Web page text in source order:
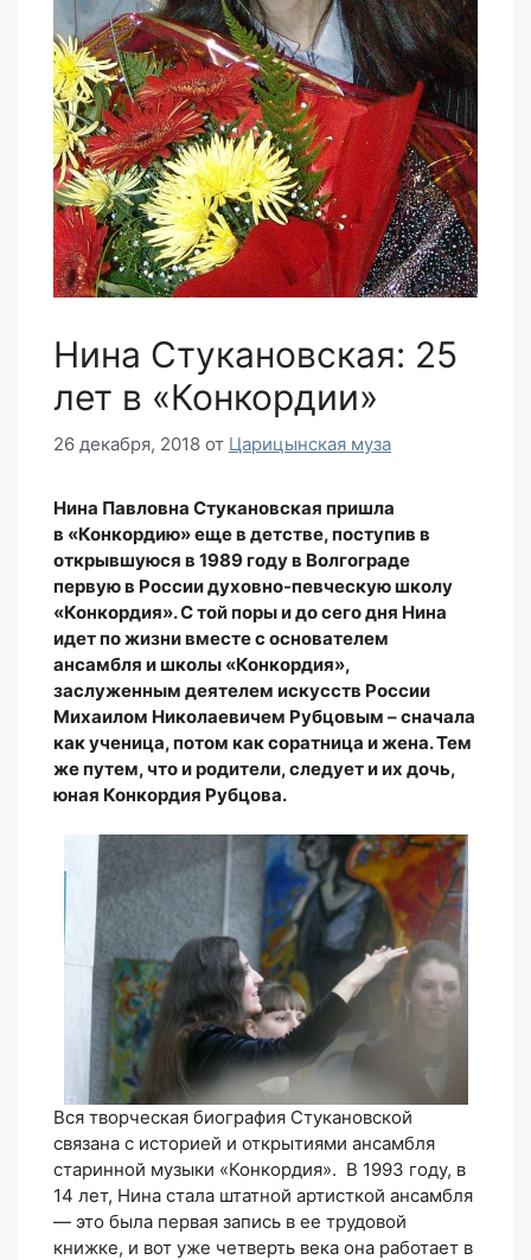
Нина Стукановская: 25
лет в «Конкордии»
26 декабря, 2018 от Царицынская муза
Нина Павловна Стукановская пришла
в «Конкордию» еще в детстве, поступив в
открывшуюся в 1989 году в Волгограде
первую в России духовно-певческую школу
«Конкордия». С той поры и до сего дня Нина
идет по жизни вместе с основателем
ансамбля и школы «Конкордия»,
заслуженным деятелем искусств России
Михаилом Николаевичем Рубцовым – сначала
как ученица, потом как соратница и жена. Тем
же путем, что и родители, следует и их дочь,
юная Конкордия Рубцова.
Вся творческая биография Стукановской
связана с историей и открытиями ансамбля
старинной музыки «Конкордия». В 1993 году, в
14 лет, Нина стала штатной артисткой ансамбля
— это была первая запись в ее трудовой
книжке, и вот уже четверть века она работает в